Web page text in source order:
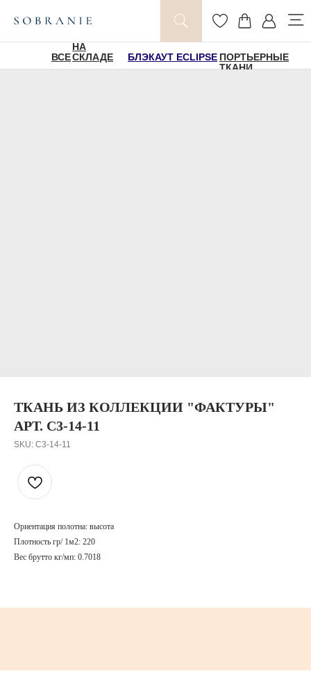
ВСЕ
НА
СКЛАДЕ
БЛЭКАУТ ECLIPSE ПОРТЬЕРНЫЕ
ТКАНИ
ТКАНЬ ИЗ КОЛЛЕКЦИИ "ФАКТУРЫ"
АРТ. C3-14-11
SKU: C3-14-11
Ориентация полотна: высота
Плотность гр/ 1м2: 220
Вес брутто кг/мп: 0.7018